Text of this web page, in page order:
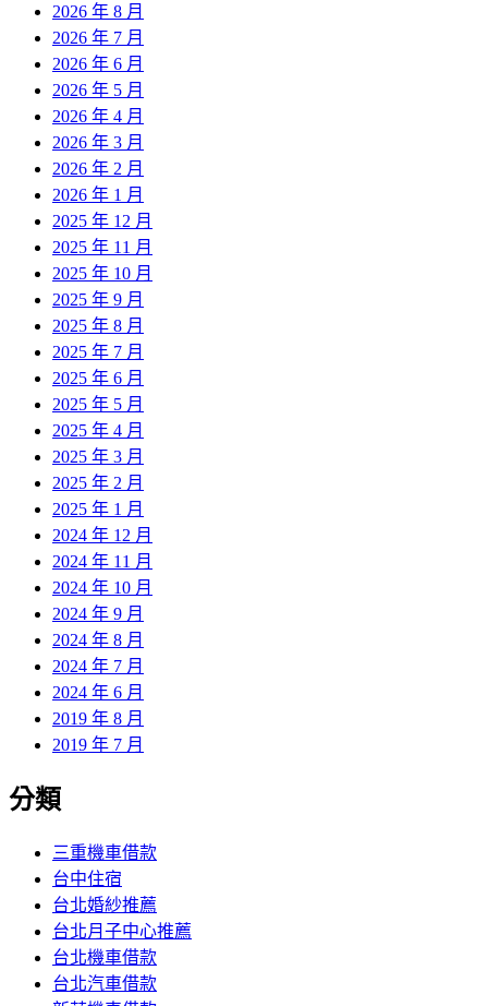
2026 年 8 月
2026 年 7 月
2026 年 6 月
2026 年 5 月
2026 年 4 月
2026 年 3 月
2026 年 2 月
2026 年 1 月
2025 年 12 月
2025 年 11 月
2025 年 10 月
2025 年 9 月
2025 年 8 月
2025 年 7 月
2025 年 6 月
2025 年 5 月
2025 年 4 月
2025 年 3 月
2025 年 2 月
2025 年 1 月
2024 年 12 月
2024 年 11 月
2024 年 10 月
2024 年 9 月
2024 年 8 月
2024 年 7 月
2024 年 6 月
2019 年 8 月
2019 年 7 月
分類
三重機車借款
台中住宿
台北婚紗推薦
台北月子中心推薦
台北機車借款
台北汽車借款